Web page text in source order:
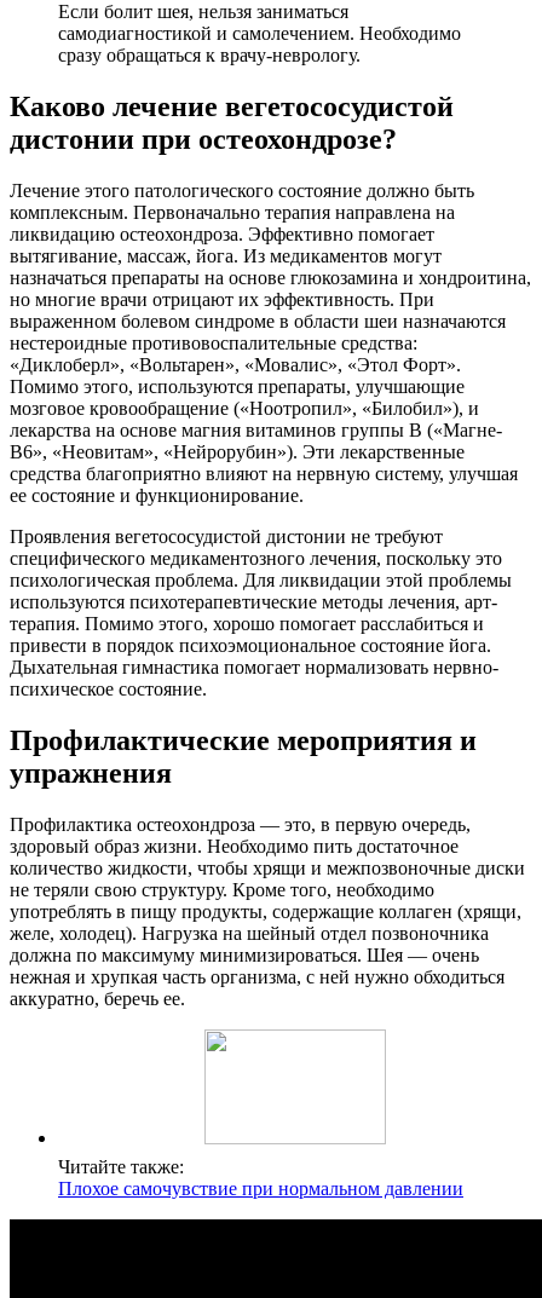
Если болит шея, нельзя заниматься
самодиагностикой и самолечением. Необходимо
сразу обращаться к врачу-неврологу.
Каково лечение вегетососудистой
дистонии при остеохондрозе?
Лечение этого патологического состояние должно быть
комплексным. Первоначально терапия направлена на
ликвидацию остеохондроза. Эффективно помогает
вытягивание, массаж, йога. Из медикаментов могут
назначаться препараты на основе глюкозамина и хондроитина,
но многие врачи отрицают их эффективность. При
выраженном болевом синдроме в области шеи назначаются
нестероидные противовоспалительные средства:
«Диклоберл», «Вольтарен», «Мовалис», «Этол Форт».
Помимо этого, используются препараты, улучшающие
мозговое кровообращение («Ноотропил», «Билобил»), и
лекарства на основе магния витаминов группы В («Магне-
В6», «Неовитам», «Нейрорубин»). Эти лекарственные
средства благоприятно влияют на нервную систему, улучшая
ее состояние и функционирование.
Проявления вегетососудистой дистонии не требуют
специфического медикаментозного лечения, поскольку это
психологическая проблема. Для ликвидации этой проблемы
используются психотерапевтические методы лечения, арт-
терапия. Помимо этого, хорошо помогает расслабиться и
привести в порядок психоэмоциональное состояние йога.
Дыхательная гимнастика помогает нормализовать нервно-
психическое состояние.
Профилактические мероприятия и
упражнения
Профилактика остеохондроза — это, в первую очередь,
здоровый образ жизни. Необходимо пить достаточное
количество жидкости, чтобы хрящи и межпозвоночные диски
не теряли свою структуру. Кроме того, необходимо
употреблять в пищу продукты, содержащие коллаген (хрящи,
желе, холодец). Нагрузка на шейный отдел позвоночника
должна по максимуму минимизироваться. Шея — очень
нежная и хрупкая часть организма, с ней нужно обходиться
аккуратно, беречь ее.
Читайте также:
Плохое самочувствие при нормальном давлении